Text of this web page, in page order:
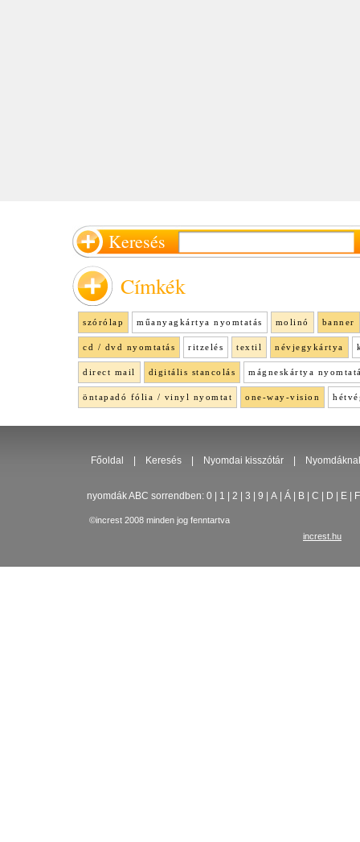
Keresés
Címkék
szórólap műanyagkártya nyomtatás molinó banner
cd / dvd nyomtatás ritzelés textil névjegykártya
direct mail digitális stancolás mágneskártya
öntapadó fólia / vinyl nyomtat one-way-vision
Főoldal Keresés Nyomdai kisszótár
nyomdák ABC sorrendben: 0 1 2 3 9 A Á B C D E F
©increst 2008 minden jog fenntartva
increst.hu